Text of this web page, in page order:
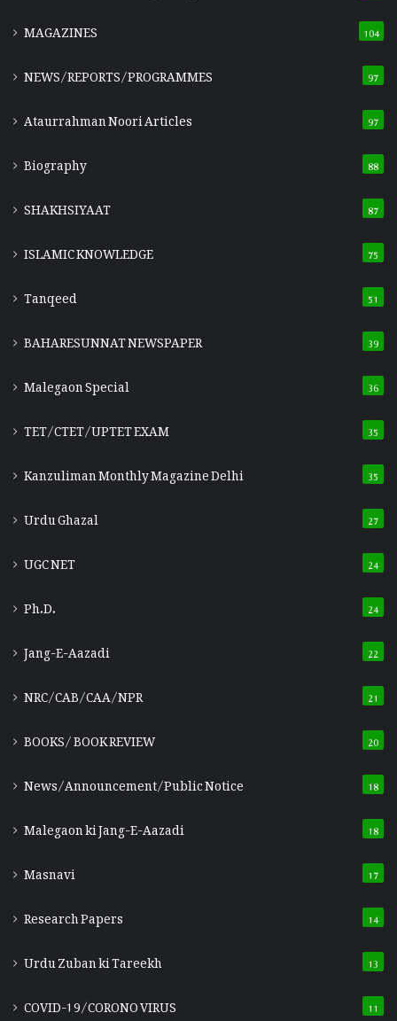
MAGAZINES 104
NEWS/REPORTS/PROGRAMMES 97
Ataurrahman Noori Articles 97
Biography 88
SHAKHSIYAAT 87
ISLAMIC KNOWLEDGE 75
Tanqeed 51
BAHARESUNNAT NEWSPAPER 39
Malegaon Special 36
TET/CTET/UPTET EXAM 35
Kanzuliman Monthly Magazine Delhi 35
Urdu Ghazal 27
UGC NET 24
Ph.D. 24
Jang-E-Aazadi 22
NRC/CAB/CAA/NPR 21
BOOKS/ BOOK REVIEW 20
News/Announcement/Public Notice 18
Malegaon ki Jang-E-Aazadi 18
Masnavi 17
Research Papers 14
Urdu Zuban ki Tareekh 13
COVID-19/CORONO VIRUS 11